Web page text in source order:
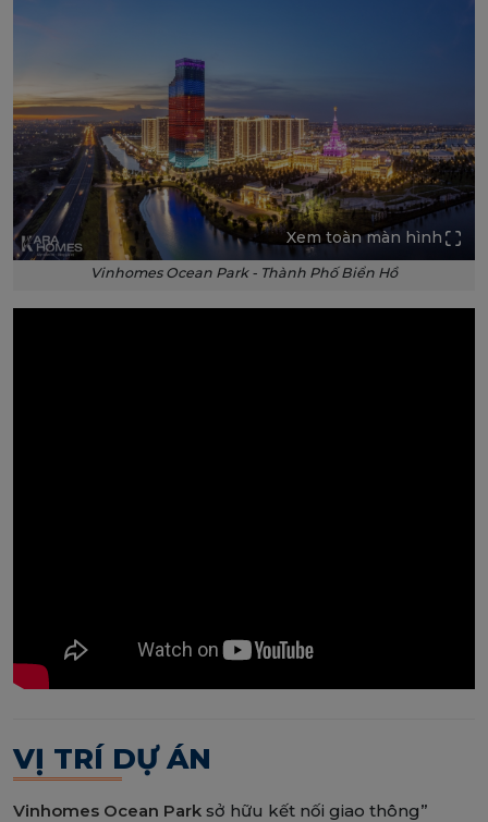
Xem toàn màn hình
Vinhomes Ocean Park - Thành Phố Biển Hồ
VỊ TRÍ DỰ ÁN
Vinhomes Ocean Park sở hữu kết nối giao thông”